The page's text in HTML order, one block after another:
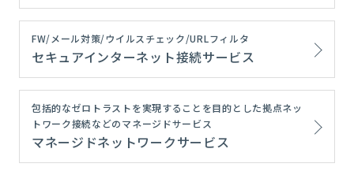
FW/メール対策/ウイルスチェック/URLフィルタ
セキュアインターネット接続サービス
包括的なゼロトラストを実現することを目的とした拠点ネッ
トワーク接続などのマネージドサービス
マネージドネットワークサービス